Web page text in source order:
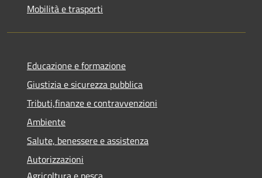
Mobilità e trasporti
Educazione e formazione
Giustizia e sicurezza pubblica
Tributi,finanze e contravvenzioni
Ambiente
Salute, benessere e assistenza
Autorizzazioni